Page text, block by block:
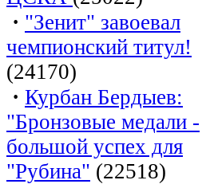
· "Зенит" завоевал
чемпионский титул!
(24170)
· Курбан Бердыев:
"Бронзовые медали -
большой успех для
"Рубина" (22518)